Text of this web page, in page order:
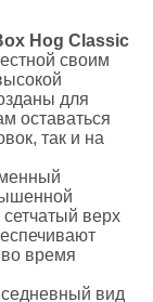
Hog Classic
своим
для
оставаться
так и на
верх
во время
вид